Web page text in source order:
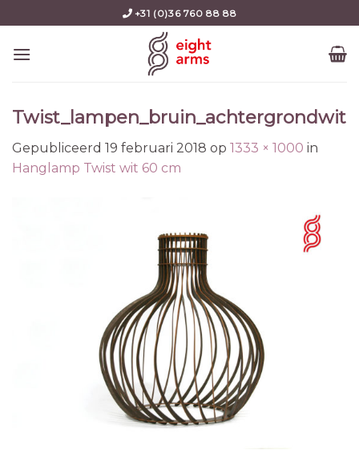
to
content
+31 (0)36 760 88 88
Twist_lampen_bruin_achtergrondwit
Gepubliceerd 19 februari 2018 op 1333 × 1000 in
Hanglamp Twist wit 60 cm